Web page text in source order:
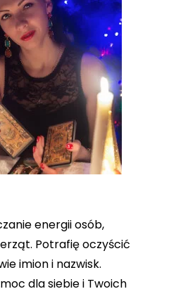
energii osób,
Potrafię oczyścić
imion i nazwisk.
dla siebie i Twoich